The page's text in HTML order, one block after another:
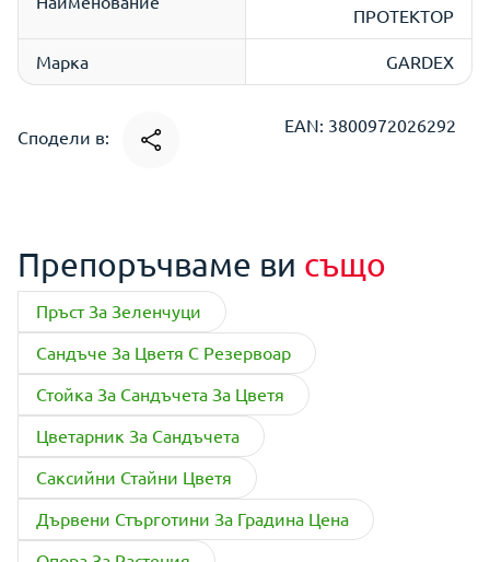
ПРОТЕКТОР
Марка GARDEX
Сподели в:
EAN: 3800972026292
Препоръчваме ви също
Пръст За Зеленчуци
Сандъче За Цветя С Резервоар
Стойка За Сандъчета За Цветя
Цветарник За Сандъчета
Саксийни Стайни Цветя
Дървени Стърготини За Градина Цена